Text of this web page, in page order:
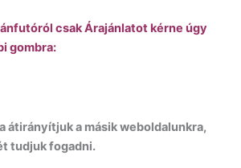
csak Árajánlatot kérne úgy
gombra:
átirányítjuk a másik weboldalunkra,
tudjuk fogadni.